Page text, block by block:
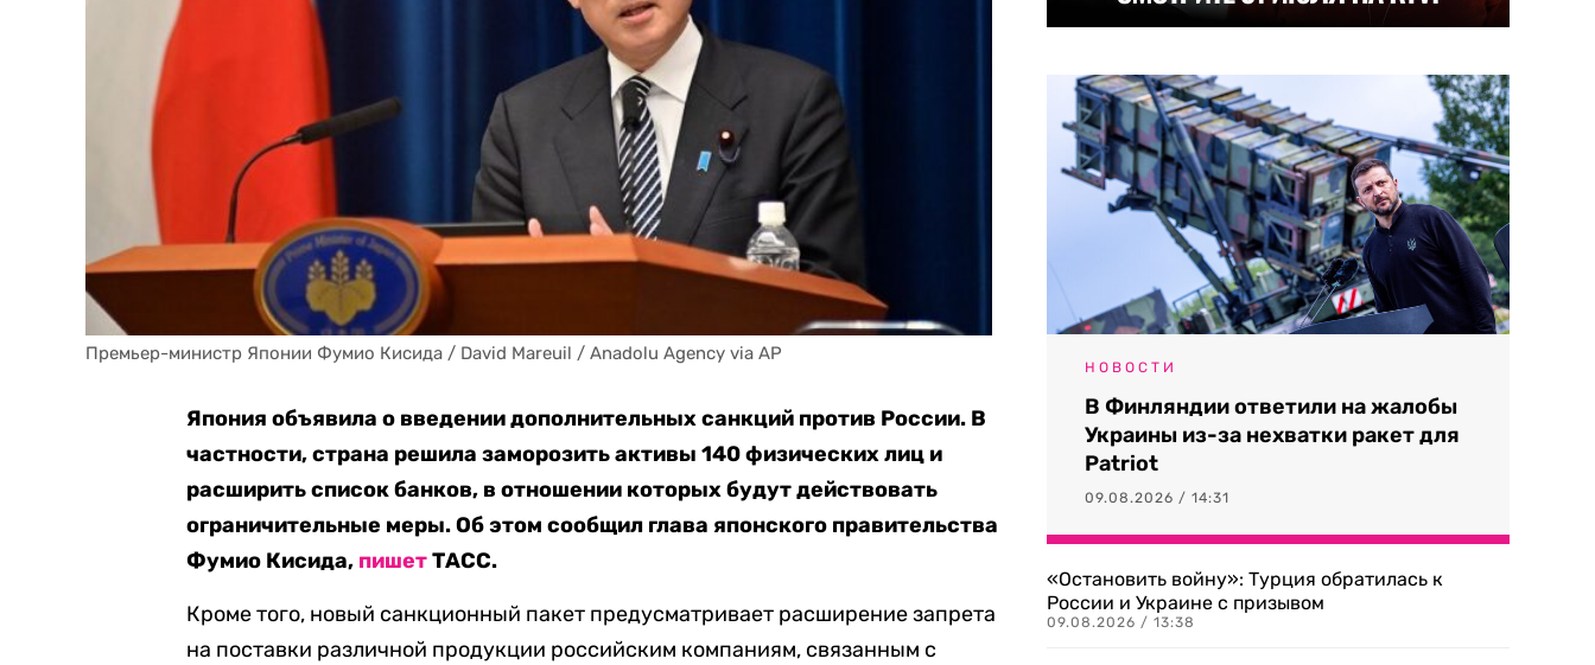
Премьер-министр Японии Фумио Кисида / David Mareuil / Anadolu Agency via AP
Япония объявила о введении дополнительных санкций против России. В
частности, страна решила заморозить активы 140 физических лиц и
расширить список банков, в отношении которых будут действовать
ограничительные меры. Об этом сообщил глава японского правительства
Фумио Кисида, пишетТАСС.
Кроме того, новый санкционный пакет предусматривает расширение запрета
на поставки различной продукции российским компаниям, связанным с
НОВОСТИ
В Финляндии ответили на жалобы
Украины из-за нехватки ракет для
Patriot
09.08.2026 / 14:31
«Остановить войну»: Турция обратилась к
России и Украине с призывом
09.08.2026 / 13:38